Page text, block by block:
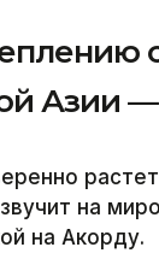
Азии
на
на Акорду.